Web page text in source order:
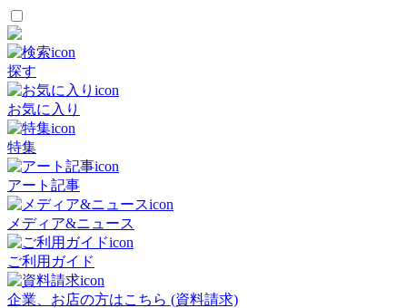
探す
お気に入り
特集
アート記事
メディア&ニュース
ご利用ガイド
企業、お店の方はこちら (資料請求)